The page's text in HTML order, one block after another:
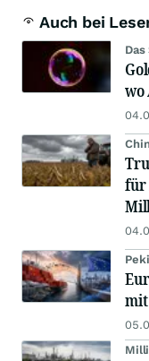
Auch bei
wo
für